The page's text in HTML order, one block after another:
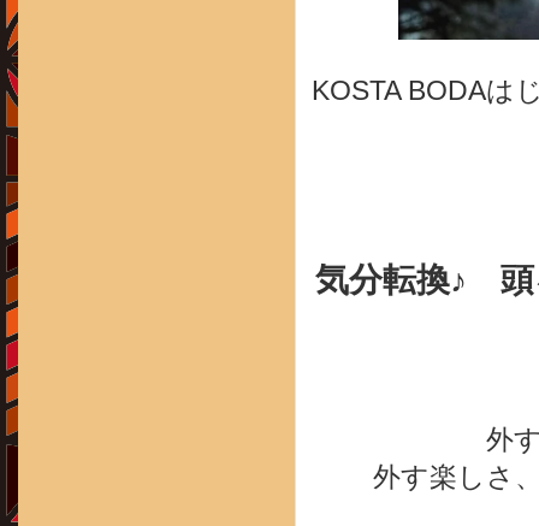
KOSTA BODAは
気分転換♪
外
外す楽しさ